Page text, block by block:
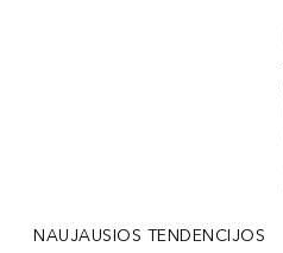
NAUJAUSIOS TENDENCIJOS